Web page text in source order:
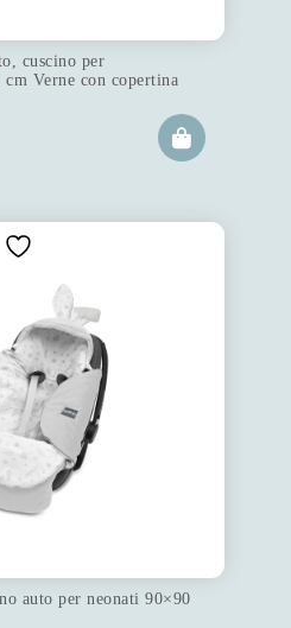
cuscino per
Verne con copertina
auto per neonati 90×90